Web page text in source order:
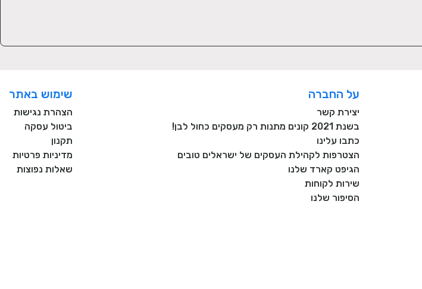
על החברה
יצירת קשר
בשנת 2021 קונים מתנות רק מעסקים כחול לבן!
כתבו עלינו
הצטרפות לקהילת העסקים של ישראלים טובים
הגיפט קארד שלנו
שירות לקוחות
הסיפור שלנו
שימוש באתר
הצהרת נגישות
ביטול עסקה
תקנון
מדיניות פרטיות
שאלות נפוצות